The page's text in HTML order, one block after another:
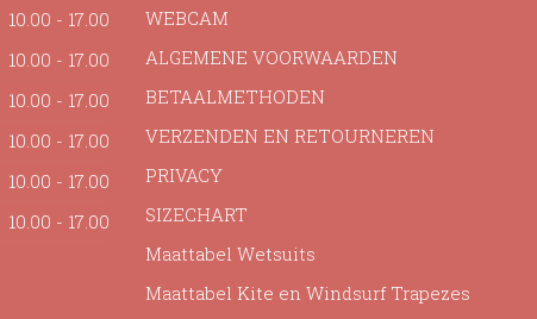
10.00 - 17.00
10.00 - 17.00
10.00 - 17.00
10.00 - 17.00
10.00 - 17.00
10.00 - 17.00
WEBCAM
ALGEMENE VOORWAARDEN
BETAALMETHODEN
VERZENDEN EN RETOURNEREN
PRIVACY
SIZECHART
Maattabel Wetsuits
Maattabel Kite en Windsurf Trapezes